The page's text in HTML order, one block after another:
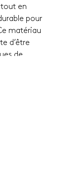
en
pour
matériau
d’être
de